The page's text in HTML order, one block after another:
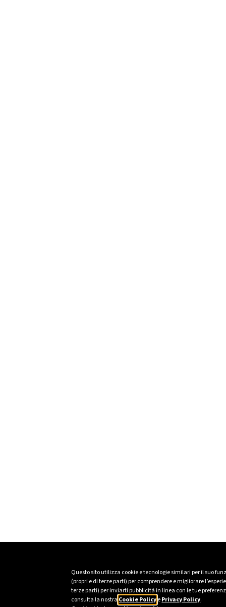
Questo sito utilizza cookie e tecnologie similari per il suo
(propri e di terze parti) per comprendere e migliorare
terze parti) per inviarti pubblicità in linea con le tue
consulta la nostra Cookie PolicyePrivacy Policy.